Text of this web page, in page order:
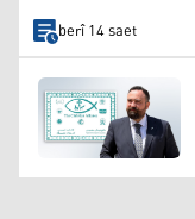
berî 14 saet